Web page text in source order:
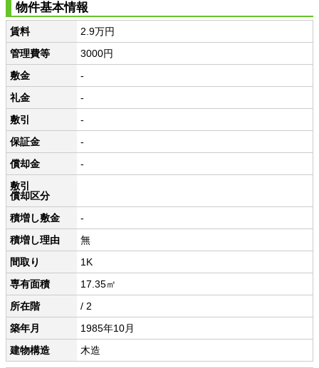
物件基本情報
賃料
2.9万円
管理費等
3000円
敷金
-
礼金
-
敷引
-
保証金
-
償却金
-
敷引
償却区分
積増し敷金
-
積増し理由
無
間取り
1K
専有面積
17.35㎡
所在階
/ 2
築年月
1985年10月
建物構造
木造